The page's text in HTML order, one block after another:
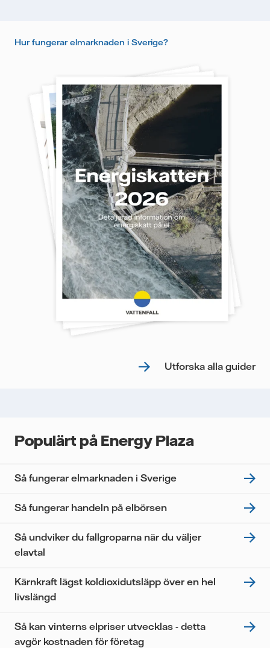
Hur fungerar elmarknaden i Sverige?
Utforska alla guider
Populärt på Energy Plaza
Så fungerar elmarknaden i Sverige
Så fungerar handeln på elbörsen
Så undviker du fallgroparna när du väljer
elavtal
Kärnkraft lägst koldioxidutsläpp över en hel
livslängd
Så kan vinterns elpriser utvecklas - detta
avgör kostnaden för företag